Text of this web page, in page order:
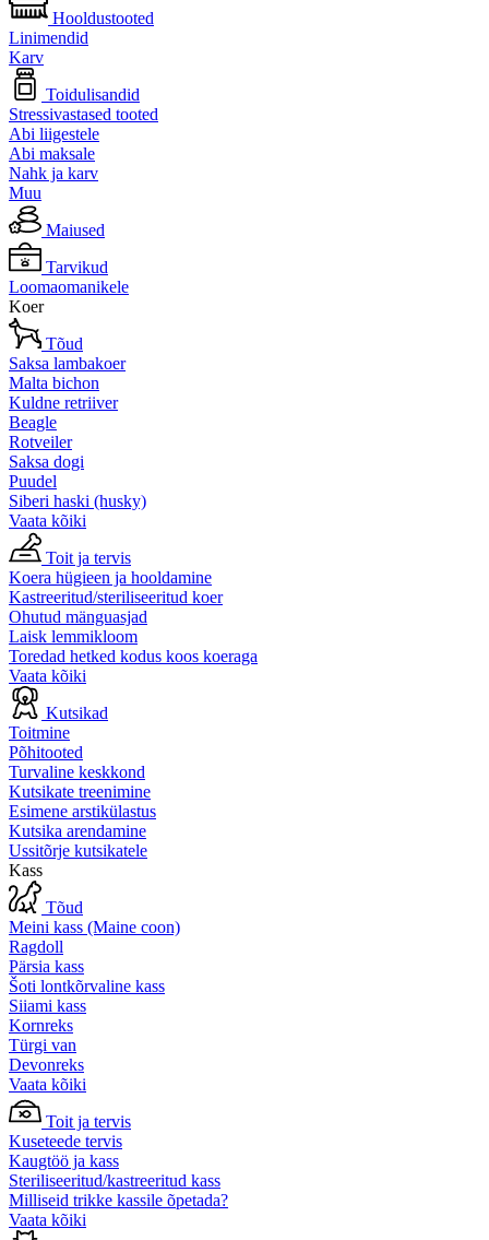
Hooldustooted
Linimendid
Karv
Toidulisandid
Stressivastased tooted
Abi liigestele
Abi maksale
Nahk ja karv
Muu
Maiused
Tarvikud
Loomaomanikele
Koer
Tõud
Saksa lambakoer
Malta bichon
Kuldne retriiver
Beagle
Rotveiler
Saksa dogi
Puudel
Siberi haski (husky)
Vaata kõiki
Toit ja tervis
Koera hügieen ja hooldamine
Kastreeritud/steriliseeritud koer
Ohutud mänguasjad
Laisk lemmikloom
Toredad hetked kodus koos koeraga
Vaata kõiki
Kutsikad
Toitmine
Põhitooted
Turvaline keskkond
Kutsikate treenimine
Esimene arstikülastus
Kutsika arendamine
Ussitõrje kutsikatele
Kass
Tõud
Meini kass (Maine coon)
Ragdoll
Pärsia kass
Šoti lontkõrvaline kass
Siiami kass
Kornreks
Türgi van
Devonreks
Vaata kõiki
Toit ja tervis
Kuseteede tervis
Kaugtöö ja kass
Steriliseeritud/kastreeritud kass
Milliseid trikke kassile õpetada?
Vaata kõiki